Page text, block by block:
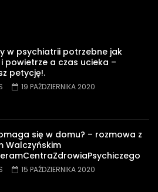
w psychiatrii potrzebne jak
powietrze a czas ucieka –
petycję!.
19 PAŹDZIERNIKA 2020
się w domu? – rozmowa z
Walczyńskim
15 PAŹDZIERNIKA 2020